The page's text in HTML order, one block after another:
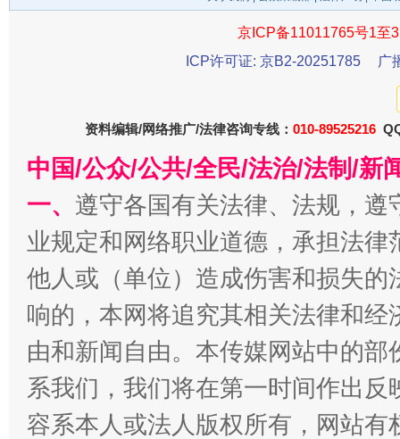
千年窑火 生生不息 一
京ICP备11011765号1至
ICP许可证: 京B2-20251785
广
资料编辑/网络推广/法律咨询专线： 010-89525216
中国/公众/公共/全民/法治/法制/新
一、 遵守各国有关法律、法规，
业规定和网络职业道德，承担法
他人或（单位）造成伤害和损失
响的，本网将追究其相关法律和
由和新闻自由。本传媒网站中的
系我们，我们将在第一时间作出
容系本人或法人版权所有，网站